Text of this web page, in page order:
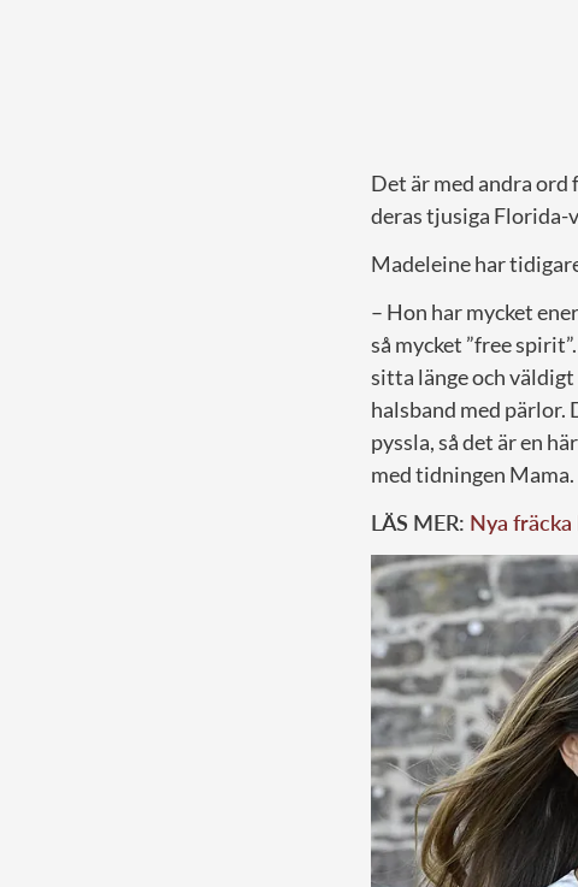
Det är med andra ord
deras tjusiga Florida-
Madeleine har
– Hon har mycket
så mycket ”free
sitta länge och
halsband med pärlor.
pyssla, så det är en
med tidningen Mama.
LÄS MER: Nya